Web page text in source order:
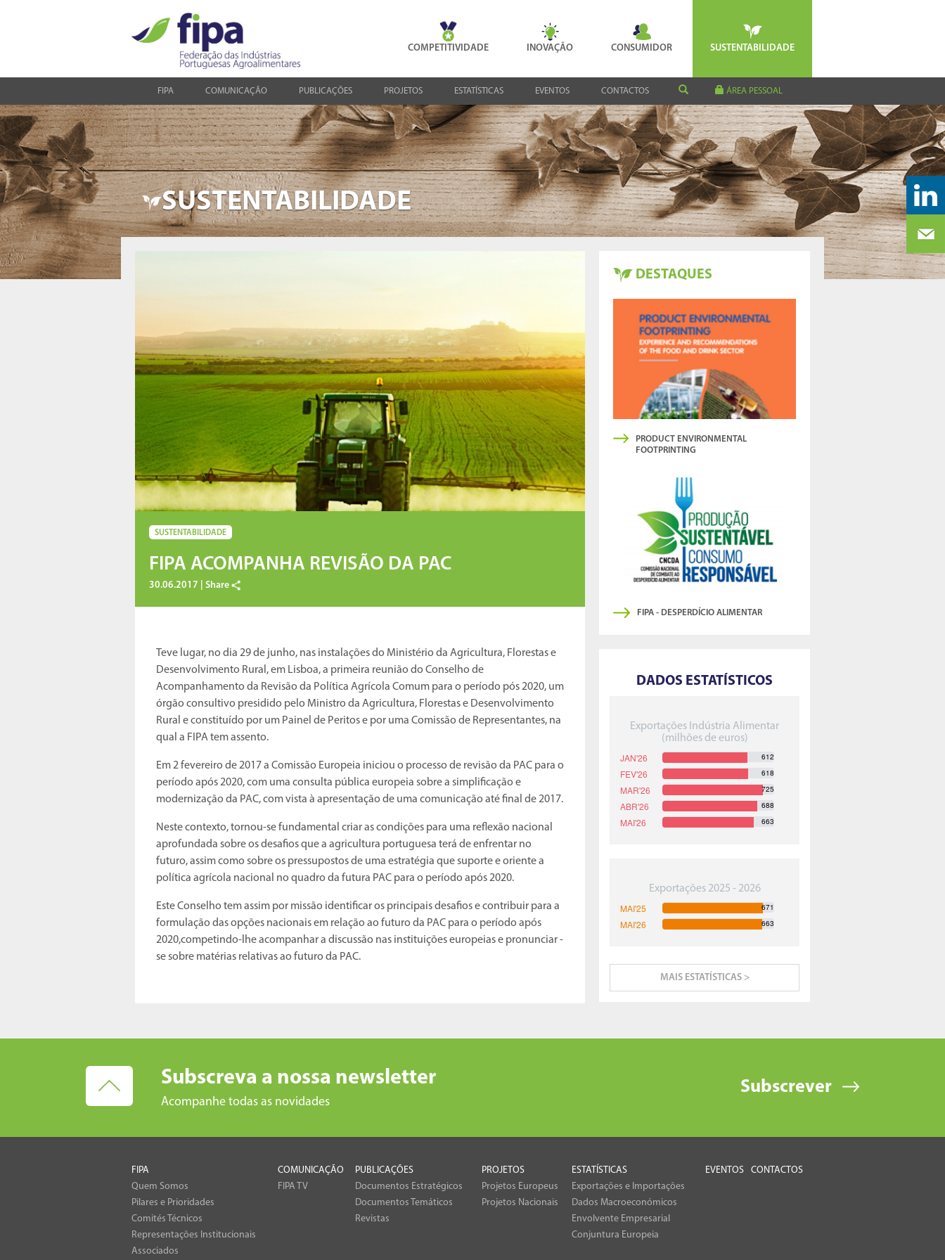
COMPETITIVIDADE INOVAÇÃO CONSUMIDOR SUSTENTABILIDADE
FIPA COMUNICAÇÃO PUBLICAÇÕES PROJETOS ESTATÍSTICAS EVENTOS CONTACTOS ÁREA PESSOAL
SUSTENTABILIDADE
SUSTENTABILIDADE
FIPA ACOMPANHA REVISÃO DA PAC
30.06.2017 | Share
Teve lugar, no dia 29 de junho, nas instalações do Ministério da Agricultura, Florestas e
Desenvolvimento Rural, em Lisboa, a primeira reunião do Conselho de
Acompanhamento da Revisão da Política Agrícola Comum para o período pós 2020, um
órgão consultivo presidido pelo Ministro da Agricultura, Florestas e Desenvolvimento
Rural e constituído por um Painel de Peritos e por uma Comissão de Representantes, na
qual a FIPA tem assento.
Em 2 fevereiro de 2017 a Comissão Europeia iniciou o processo de revisão da PAC para o
período após 2020, com uma consulta pública europeia sobre a simplificação e
modernização da PAC, com vista à apresentação de uma comunicação até final de 2017.
Neste contexto, tornou-se fundamental criar as condições para uma reflexão nacional
aprofundada sobre os desafios que a agricultura portuguesa terá de enfrentar no
futuro, assim como sobre os pressupostos de uma estratégia que suporte e oriente a
política agrícola nacional no quadro da futura PAC para o período após 2020.
Este Conselho tem assim por missão identificar os principais desafios e contribuir para a
formulação das opções nacionais em relação ao futuro da PAC para o período após
2020,competindo-lhe acompanhar a discussão nas instituições europeias e pronunciar -
se sobre matérias relativas ao futuro da PAC.
DESTAQUES
PRODUCT ENVIRONMENTAL
FOOTPRINTING
FIPA - DESPERDÍCIO ALIMENTAR
DADOS ESTATÍSTICOS
Exportações Indústria Alimentar
(milhões de euros)
612
618
725
688
663
Exportações 2025 - 2026
671
663
MAIS ESTATÍSTICAS >
Subscreva a nossa newsletter
Acompanhe todas as novidades
Subscrever
FIPA
Quem Somos
Pilares e Prioridades
Comités Técnicos
Representações Institucionais
Associados
COMUNICAÇÃO
FIPA TV
PUBLICAÇÕES
Documentos Estratégicos
Documentos Temáticos
Revistas
PROJETOS
Projetos Europeus
Projetos Nacionais
ESTATÍSTICAS
Exportações e Importações
Dados Macroeconómicos
Envolvente Empresarial
Conjuntura Europeia
EVENTOS CONTACTOS